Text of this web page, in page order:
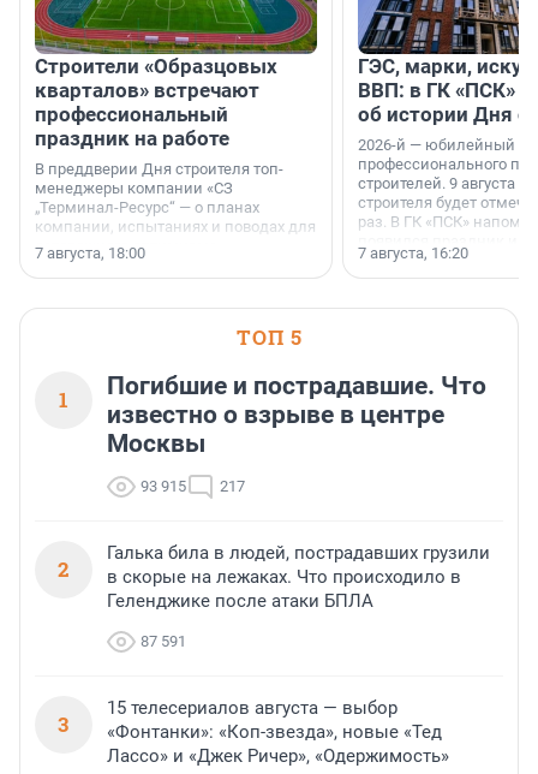
Строители «Образцовых
кварталов» встречают
профессиональный
праздник на работе
В преддверии Дня строителя топ-
менеджеры компании «СЗ
„Терминал-Ресурс“ — о планах
компании, испытаниях и поводах для
осторожного оптимизма.
7 августа, 18:00
ГЭС, марки,
ВВП: в ГК «ПСК»
об истории Дня
2026-й — юбилейный
профессионального
строителей. 9 августа
строителя будет
раз. В ГК «ПСК»
поменялась роль
7 августа, 16:20
ТОП 5
1
Погибшие и пострадавшие. Что
известно о взрыве в центре
Москвы
93 915 217
2
Галька била в людей, пострадавших грузили
в скорые на лежаках. Что происходило в
Геленджике после атаки БПЛА
87 591
3
15 телесериалов августа — выбор
«Фонтанки»: «Коп-звезда», новые «Тед
Лассо» и «Джек Ричер», «Одержимость»